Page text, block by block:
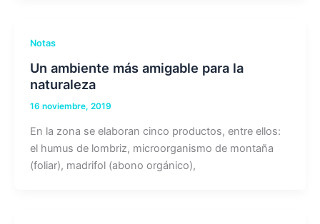
Notas
Un ambiente más amigable para la
naturaleza
16 noviembre, 2019
En la zona se elaboran cinco productos, entre ellos:
el humus de lombriz, microorganismo de montaña
(foliar), madrifol (abono orgánico),